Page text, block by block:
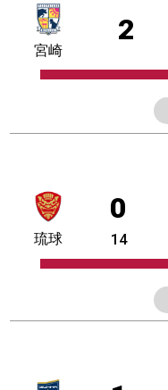
2
宮崎
0
琉球 14